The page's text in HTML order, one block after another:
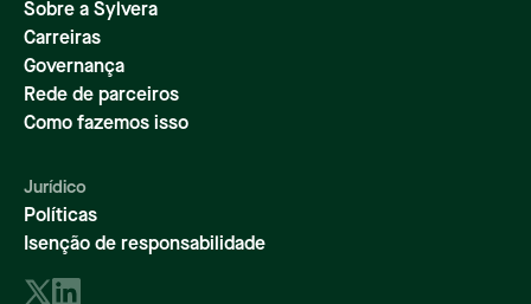
Sobre a Sylvera
Carreiras
Governança
Rede de parceiros
Como fazemos isso
Jurídico
Políticas
Isenção de responsabilidade